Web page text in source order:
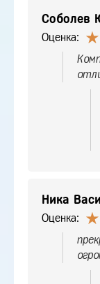
Соболев
Оценка:
Ника
Оценка: